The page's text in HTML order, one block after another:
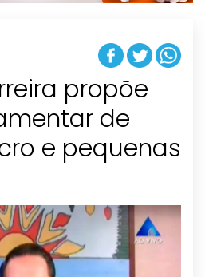
propõe
de
e pequenas